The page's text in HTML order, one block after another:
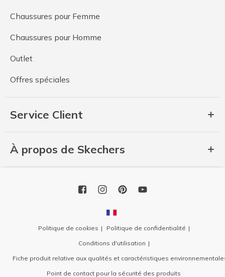
Chaussures pour Femme
Chaussures pour Homme
Outlet
Offres spéciales
Service Client
À propos de Skechers
Politique de cookies
Politique de confidentialité
Conditions d'utilisation
Fiche produit relative aux qualités et caractéristiques
Point de contact pour la sécurité des produits